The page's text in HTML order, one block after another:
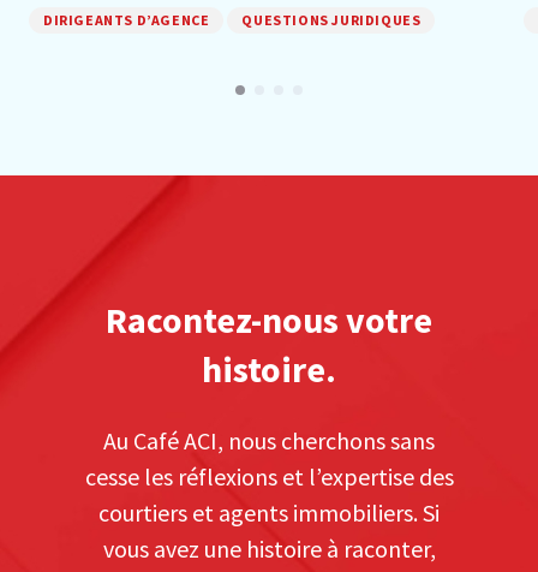
DIRIGEANTS D’AGENCE QUESTIONS JURIDIQUES
Racontez-nous votre
histoire.
Au Café ACI, nous cherchons sans
cesse les réflexions et l’expertise des
courtiers et agents immobiliers. Si
vous avez une histoire à raconter,